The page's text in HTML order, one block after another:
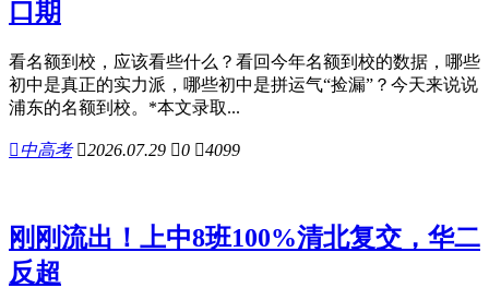
口期
看名额到校，应该看些什么？看回今年名额到校的数据，哪些
初中是真正的实力派，哪些初中是拼运气“捡漏”？今天来说说
浦东的名额到校。*本文录取...
中高考 2026.07.29 0 4099
刚刚流出！上中8班100%清北复交，华二
反超